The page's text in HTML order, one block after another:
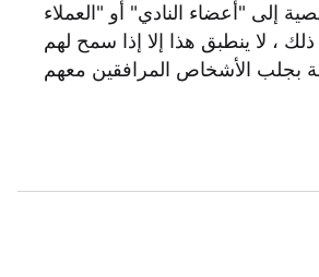
إلى "أعضاء النادي" أو "العملاء
، لا ينطبق هذا إلا إذا سمح لهم